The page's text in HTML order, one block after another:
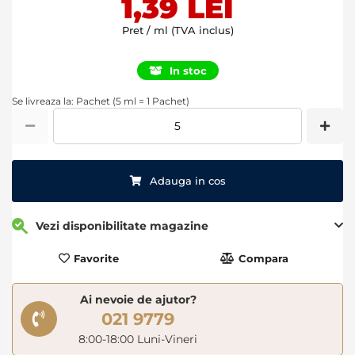
1,39 LEI
Pret / ml (TVA inclus)
In stoc
Se livreaza la: Pachet (5 ml = 1 Pachet)
Adauga in cos
Vezi disponibilitate magazine
Favorite Compara
Ai nevoie de ajutor?
021 9779
8:00-18:00 Luni-Vineri